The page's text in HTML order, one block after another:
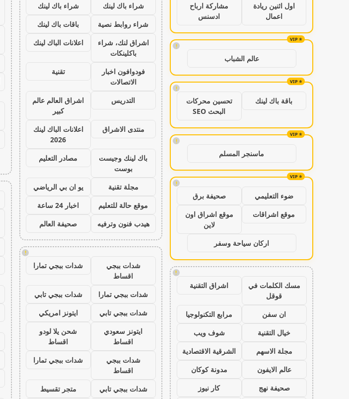
اول اثنين ريادة
اعمال
مشاركة ارباح
ادسنس
!
عالم الشباب
!
باقة باك لينك
تحسين محركات
البحث SEO
!
ماسنجر المسلم
!
ضوء التعليمي
صحيفة برق
موقع اشراقات
موقع اشراق اون
لاين
اركان سياحة وسفر
!
مسك الكلمات في
قوقل
اشراق التقنية
ان سفن
مرابع التكنولوجيا
خيال التقنية
شوف ويب
مجلة الاسهم
الشرقية الاقتصادية
عالم الايفون
مدونة كوكان
صحيفة نهج
كار نيوز
شراء باك لينك
شراء باك لينك
شراء روابط نصية
باقات باك لينك
اشراق لنك، شراء
باكلينكات
اعلانات الباك لينك
فودوافون اخبار
الاتصالات
تقنية
التدريس
اشراق العالم عالم
كبير
منتدى الاشراق
اعلانات الباك لينك
2026
باك لينك وجيست
بوست
مصادر التعليم
مجلة تقنية
يو ان بي الرياضي
موقع حالة للتعليم
اخبار 24 ساعة
هيدب فنون وترفيه
صحيفة العالم
!
شدات ببجي
اقساط
شدات ببجي تمارا
شدات ببجي تمارا
شدات ببجي تابي
شدات ببجي تابي
ايتونز امريكي
ايتونز سعودي
اقساط
شحن يلا لودو
اقساط
شدات ببجي
اقساط
شدات ببجي تمارا
شدات ببجي تابي
متجر تقسيط